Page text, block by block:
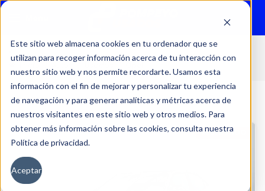
Este sitio web almacena cookies en tu ordenador que se
utilizan para recoger información acerca de tu interacción con
nuestro sitio web y nos permite recordarte. Usamos esta
información con el fin de mejorar y personalizar tu experiencia
de navegación y para generar analíticas y métricas acerca de
nuestros visitantes en este sitio web y otros medios. Para
obtener más información sobre las cookies, consulta nuestra
Política de privacidad.
Aceptar
Inicio Autos
RESERVADO